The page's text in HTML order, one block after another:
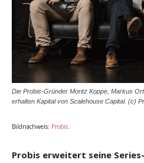
Die Probis-Gründer Moritz Koppe, Markus
erhalten Kapital von Scalehouse Capital. (c)
Bildnachweis: Probis.
Probis erweitert seine